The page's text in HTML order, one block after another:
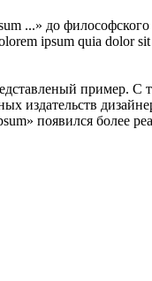
...» до
ipsum quia
пример. С
издательств
появился более